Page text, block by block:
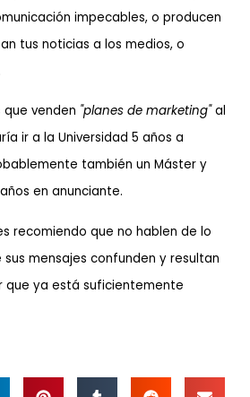
impecables, o producen
tus noticias a los medios, o
venden "planes de marketing"al
ir a la Universidad 5 años a
también un Máster y
en anunciante.
recomiendo que no hablen de lo
mensajes confunden y resultan
que ya está suficientemente